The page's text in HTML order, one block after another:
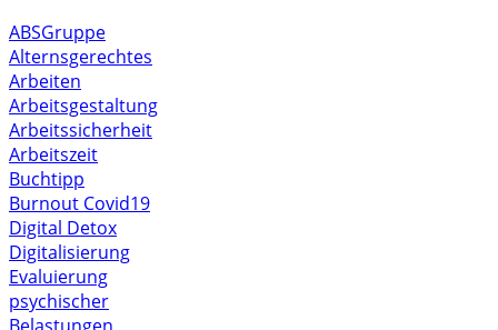
ABSGruppe
Alternsgerechtes
Arbeiten
Arbeitsgestaltung
Arbeitssicherheit
Arbeitszeit
Buchtipp
Burnout Covid19
Digital Detox
Digitalisierung
Evaluierung
psychischer